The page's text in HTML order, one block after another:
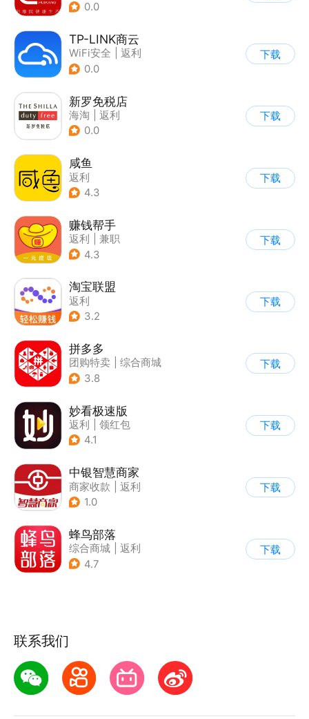
0.0
TP-LINK商云
WiFi安全
返利
0.0
下载
新罗免税店
海淘
返利
0.0
下载
咸鱼
返利
4.3
下载
赚钱帮手
返利
兼职
4.3
下载
淘宝联盟
返利
3.2
下载
拼多多
团购特卖
综合商城
3.8
下载
妙看极速版
返利
领红包
4.1
下载
中银智慧商家
商家收款
返利
1.0
下载
蜂鸟部落
综合商城
返利
4.7
下载
联系我们